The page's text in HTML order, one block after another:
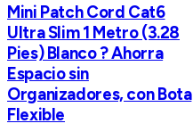
Mini Patch Cord Cat6
Ultra Slim 1 Metro (3.28
Pies) Blanco ? Ahorra
Espacio sin
Organizadores, con Bota
Flexible